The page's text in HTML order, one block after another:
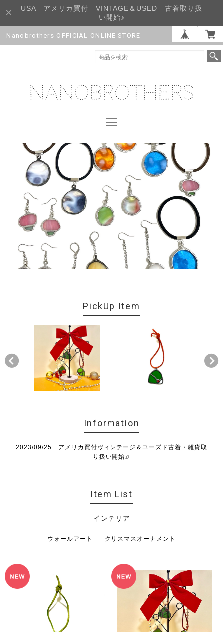
USA アメリカ買付 VINTAGE＆USED 古着取り扱
い開始♪
Nanobrothers OFFICIAL ONLINE STORE
PickUp Item
Information
2023/09/25 アメリカ買付ヴィンテージ＆ユーズド古着・雑貨取
り扱い開始♫
Item List
インテリア
ウォールアート クリスマスオーナメント